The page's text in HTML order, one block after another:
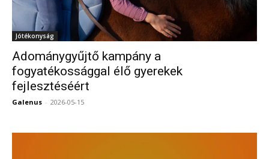
Jótékonyság
Adománygyűjtő kampány a
fogyatékossággal élő gyerekek
fejlesztéséért
Galenus - 2026-05-15